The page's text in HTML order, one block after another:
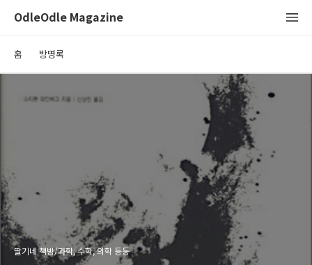
OdleOdle Magazine
홈 방명록
딸기네 책방/과학, 수학, 의학 등등